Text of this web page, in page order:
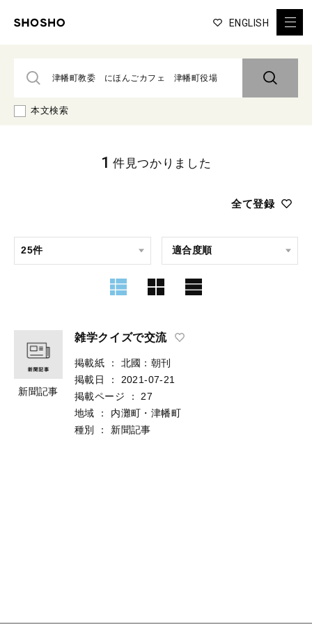
ENGLISH
本文検索
全て登録
1 件見つかりました
新聞記事
雑学クイズで交流
掲載紙 ：
北國：朝刊
掲載日
：
2021-07-21
掲載ページ
：
27
地域
：
内灘町・津幡町
種別
： 新聞記事